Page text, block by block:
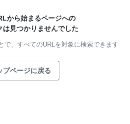
から始まるページへの
は見つかりませんでした
、 すべてのURLを対象に検索できます
プページに戻る